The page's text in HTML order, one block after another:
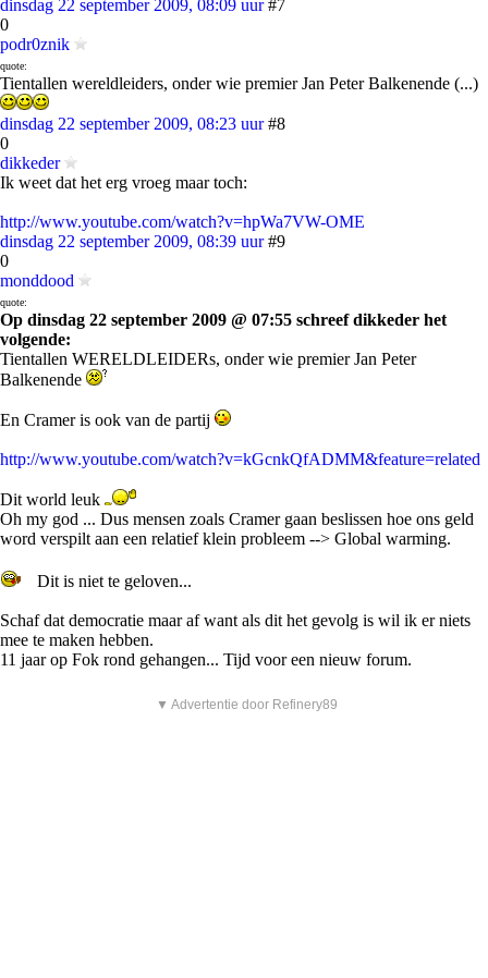
dinsdag 22 september 2009, 08:09 uur #7
0
podr0znik
quote:
Tientallen wereldleiders, onder wie premier Jan Peter Balkenende (...)
dinsdag 22 september 2009, 08:23 uur #8
0
dikkeder
Ik weet dat het erg vroeg maar toch:
http://www.youtube.com/watch?v=hpWa7VW-OME
dinsdag 22 september 2009, 08:39 uur #9
0
monddood
quote:
Op dinsdag 22 september 2009 @ 07:55 schreef dikkeder het
volgende:
Tientallen WERELDLEIDERs, onder wie premier Jan Peter
Balkenende
En Cramer is ook van de partij
http://www.youtube.com/watch?v=kGcnkQfADMM&feature=related
Dit world leuk
Oh my god ... Dus mensen zoals Cramer gaan beslissen hoe ons geld
word verspilt aan een relatief klein probleem --> Global warming.
Dit is niet te geloven...
Schaf dat democratie maar af want als dit het gevolg is wil ik er niets
mee te maken hebben.
11 jaar op Fok rond gehangen... Tijd voor een nieuw forum.
▼ Advertentie door Refinery89